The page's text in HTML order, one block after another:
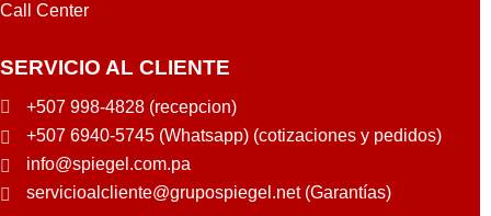
Call Center
SERVICIO AL CLIENTE
+507 998-4828 (recepcion)
+507 6940-5745 (Whatsapp) (cotizaciones y pedidos)
info@spiegel.com.pa
servicioalcliente@grupospiegel.net (Garantías)